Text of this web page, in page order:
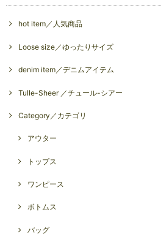
hot item／人気商品
Loose size／ゆったりサイズ
denim item／デニムアイテム
Tulle-Sheer ／チュール-シアー
Category／カテゴリ
アウター
トップス
ワンピース
ボトムス
バッグ